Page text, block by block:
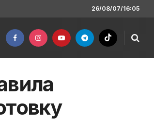
26/08/07/16:05